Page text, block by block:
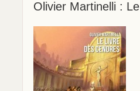
Olivier Martinelli :